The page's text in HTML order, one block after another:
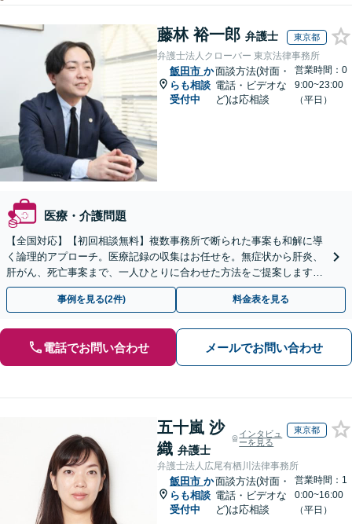
藤林 裕一郎 弁護士 東京都
弁護士法人クローバー 東京法律事務所
飯田市 か
らも相談
受付中
面談方法(対面・
電話・ビデオな
ど)は応相談
営業時間：0
9:00~23:00
（平日）
医療・介護問題
【全国対応】【初回相談無料】複数事務所で断られた事案も和解に導
く論理的アプローチ。医療記録の収集はお任せを。無症状から肝炎、
肝がん、死亡事案まで、一人ひとりに合わせた方法をご提案します。
手続きの負担を減らし、権利を守ります。
事例を見る(2件) 料金表を見る
電話でお問い合わせ メールでお問い合わせ
五十嵐 沙
織 弁護士
インタビュ
ーを見る
東京都
弁護士法人広尾有栖川法律事務所
飯田市 か
らも相談
受付中
面談方法(対面・
電話・ビデオな
ど)は応相談
営業時間：1
0:00~16:00
（平日）